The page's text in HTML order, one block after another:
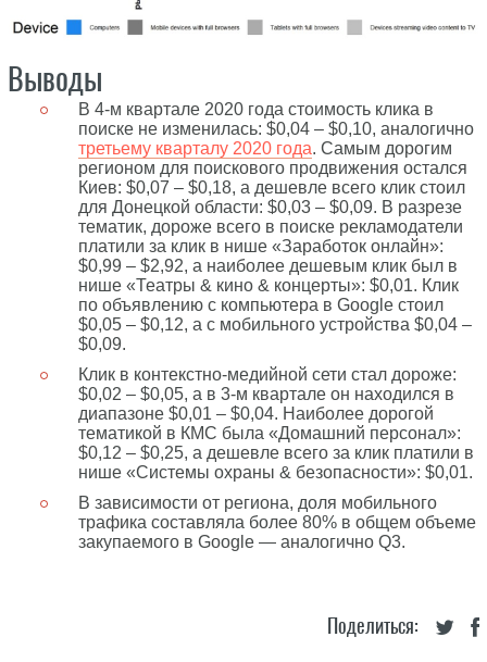
Выводы
В 4-м квартале 2020 года стоимость клика в
поиске не изменилась: $0,04 – $0,10, аналогично
третьему кварталу 2020 года. Самым дорогим
регионом для поискового продвижения остался
Киев: $0,07 – $0,18, а дешевле всего клик стоил
для Донецкой области: $0,03 – $0,09. В разрезе
тематик, дороже всего в поиске рекламодатели
платили за клик в нише «Заработок онлайн»:
$0,99 – $2,92, а наиболее дешевым клик был в
нише «Театры & кино & концерты»: $0,01. Клик
по объявлению с компьютера в Google стоил
$0,05 – $0,12, а с мобильного устройства $0,04 –
$0,09.
Клик в контекстно-медийной сети стал дороже:
$0,02 – $0,05, а в 3-м квартале он находился в
диапазоне $0,01 – $0,04. Наиболее дорогой
тематикой в КМС была «Домашний персонал»:
$0,12 – $0,25, а дешевле всего за клик платили в
нише «Системы охраны & безопасности»: $0,01.
В зависимости от региона, доля мобильного
трафика составляла более 80% в общем объеме
закупаемого в Google — аналогично Q3.
Поделиться: